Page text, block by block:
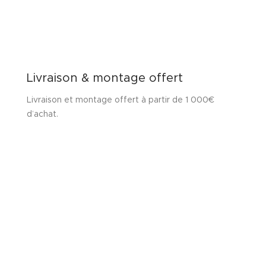
Livraison & montage offert
Livraison et montage offert à partir de 1 000€
d’achat.